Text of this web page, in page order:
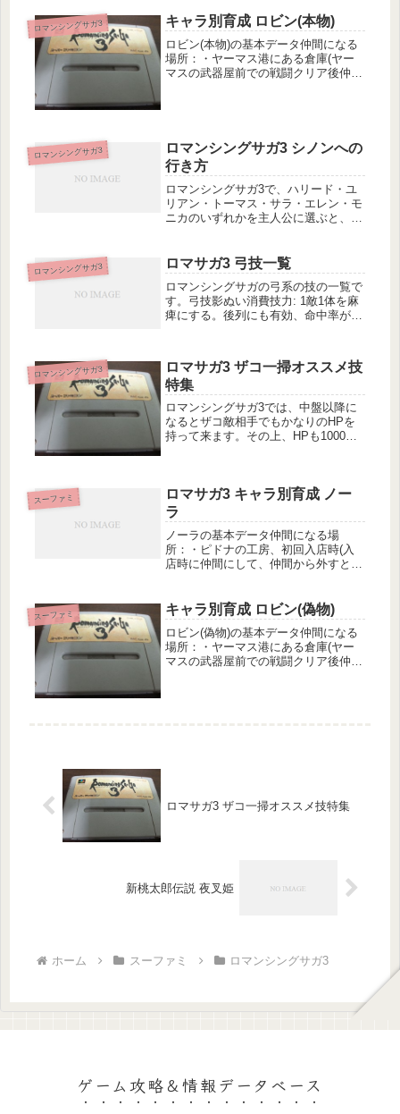
ロマンシングサガ3 キャラ別育成 ロビン(本物)
ロビン(本物)の基本データ仲間になる
場所：・ヤーマス港にある倉庫(ヤー
マスの武器屋前での戦闘クリア後仲間
シ...
ロマンシングサガ3
ロマンシングサガ3 シノンへの
行き方
ロマンシングサガ3で、ハリード・ユ
リアン・トーマス・サラ・エレン・モ
ニカのいずれかを主人公に選ぶと、
でイベントが進み、シノンの森へと進
みます。以降、オープニングイベント
を終...
ロマンシングサガ3 ロマサガ3 弓技一覧
ロマンシングサガの弓系の技の一覧で
す。弓技影ぬい消費技力: 1敵1体を麻
痺にする。後列にも有効、命中率が低
中率は低め。イド・ブレイク消費技
力: 3敵1体に攻撃。さらに混...
ロマンシングサガ3
ロマサガ3 ザコ一掃オススメ技
特集
ロマンシングサガ3では、中盤以降に
なるとザコ敵相手でもかなりのHPを
持って来ます。その上、HPも1000以
かると結構時間が掛かります。では...
スーファミ
ロマサガ3 キャラ別育成 ノー
ラ
ノーラの基本データ仲間になる場
所：・ピドナの工房、初回入店時(入
店時に仲間にして、仲間から外すと工
になりません)初期装備・固有装備：
バトルハンマーロングスピア武道着革
のブー...
スーファミ キャラ別育成 ロビン(偽物)
ロビン(偽物)の基本データ仲間になる
場所：・ヤーマス港にある倉庫(ヤー
マスの武器屋前での戦闘クリア後仲間
ロマサガ3 ザコ一掃オススメ技特集
新桃太郎伝説 夜叉姫
ホーム スーファミ ロマンシングサガ3
ゲーム攻略＆情報データベース